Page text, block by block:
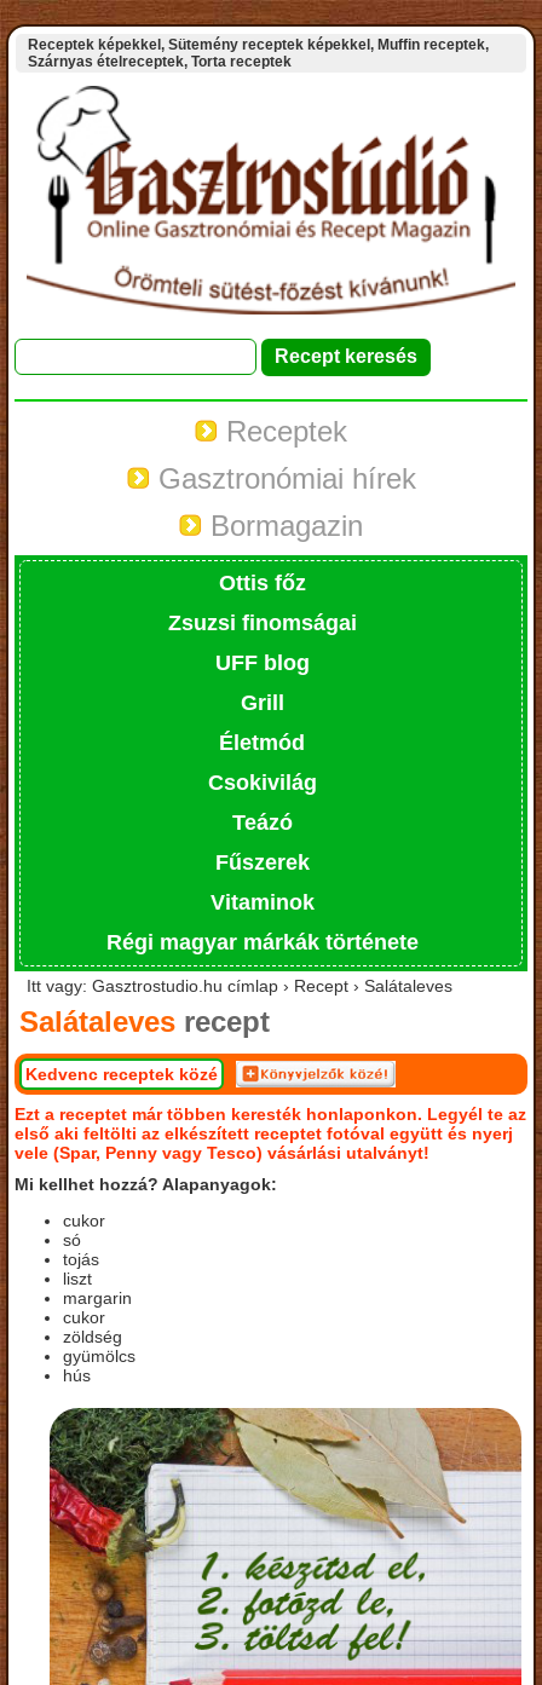
Receptek képekkel, Sütemény receptek képekkel, Muffin receptek,
Szárnyas ételreceptek, Torta receptek
Receptek
Gasztronómiai hírek
Bormagazin
Ottis főz
Zsuzsi finomságai
UFF blog
Grill
Életmód
Csokivilág
Teázó
Fűszerek
Vitaminok
Régi magyar márkák története
Itt vagy: Gasztrostudio.hu címlap › Recept › Salátaleves
Salátaleves recept
Kedvenc receptek közé
Ezt a receptet már többen keresték honlaponkon. Legyél te az
első aki feltölti az elkészített receptet fotóval együtt és nyerj
vele (Spar, Penny vagy Tesco) vásárlási utalványt!
Mi kellhet hozzá? Alapanyagok:
cukor
só
tojás
liszt
margarin
cukor
zöldség
gyümölcs
hús